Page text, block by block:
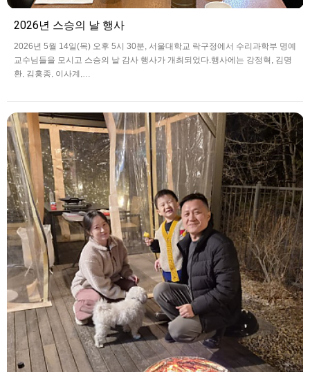
2026년 스승의 날 행사
2026년 5월 14일(목) 오후 5시 30분, 서울대학교 락구정에서 수리과학부 명예
교수님들을 모시고 스승의 날 감사 행사가 개최되었다.행사에는 강정혁, 김명
환, 김홍종, 이사계,…